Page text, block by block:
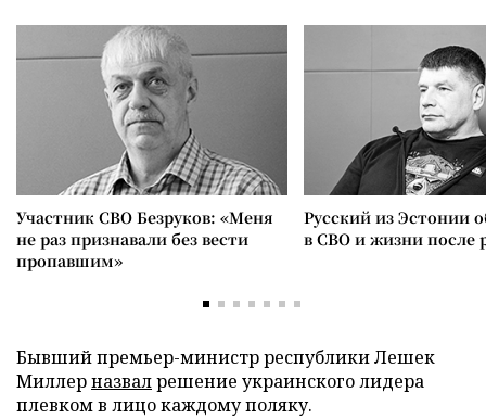
Участник СВО Безруков: «Меня
не раз признавали без вести
пропавшим»
Русский из Эстонии
в СВО и жизни после
Бывший премьер-министр республики Лешек
Миллерназвалрешение украинского лидера
плевком в лицо каждому поляку.